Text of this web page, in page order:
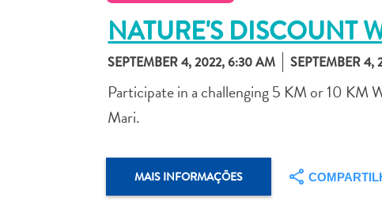
NATURE'S DISCOUNT
SEPTEMBER 4, 2022, 6:30 AM SEPTEMBER
Participate in a challenging 5 KM or 10 KM
Mari.
MAIS INFORMAÇÕES
Você ainda não salvou nenhum
Sempre que você quiser salvar algo para mais tarde,